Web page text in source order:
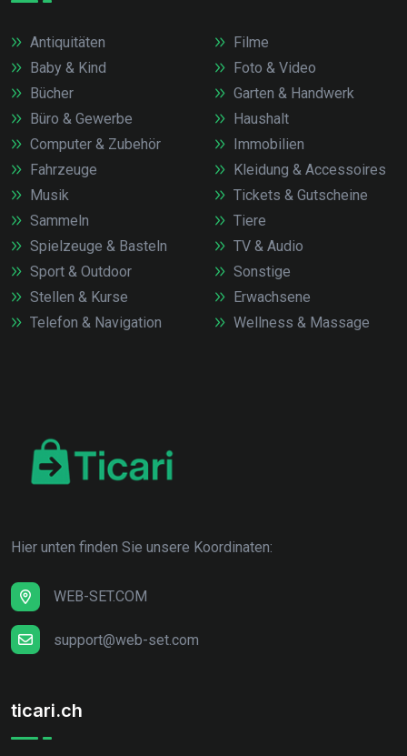
Antiquitäten
Baby & Kind
Bücher
Büro & Gewerbe
Computer & Zubehör
Fahrzeuge
Filme
Foto & Video
Garten & Handwerk
Haushalt
Immobilien
Kleidung & Accessoires
Musik
Sammeln
Spielzeuge & Basteln
Sport & Outdoor
Stellen & Kurse
Telefon & Navigation
Tickets & Gutscheine
Tiere
TV & Audio
Sonstige
Erwachsene
Wellness & Massage
Hier unten finden Sie unsere Koordinaten:
WEB-SET.COM
support@web-set.com
ticari.ch